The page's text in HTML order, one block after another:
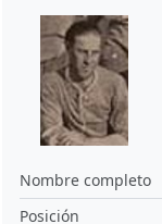
Nombre completo
Posición